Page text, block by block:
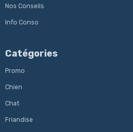
Nos Conseils
Info Conso
Catégories
Promo
Chien
Chat
Friandise